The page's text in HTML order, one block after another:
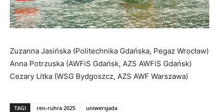
Zuzanna Jasińska (Politechnika Gdańska, Pegaz Wrocław)
Anna Potrzuska (AWFiS Gdańsk, AZS AWFiS Gdańsk)
Cezary Litka (WSG Bydgoszcz, AZS AWF Warszawa)
TAGI ren-ruhra 2025 uniwersjada